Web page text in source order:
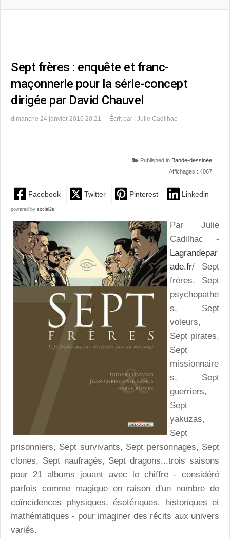
Sept frères : enquête et franc-
maçonnerie pour la série-concept
dirigée par David Chauvel
dimanche 24 janvier 2016 20:21 Écrit par : Julie Cadilhac
Published in Bande-dessinée
Affichages : 4067
Facebook Twitter Pinterest Linkedin
powered by social2s
Par Julie
Cadilhac -
Lagrandepar
ade.fr/ Sept
frères, Sept
psychopathe
s, Sept
voleurs,
Sept pirates,
Sept
missionnaire
s, Sept
guerriers,
Sept
yakuzas,
Sept
prisonniers, Sept survivants, Sept personnages, Sept
clones, Sept naufragés, Sept dragons...trois saisons
pour 21 albums jouant avec le chiffre - considéré
parfois comme magique en raison d'un nombre de
coïncidences physiques, ésotériques, historiques et
mathématiques - pour imaginer des récits aux univers
variés.